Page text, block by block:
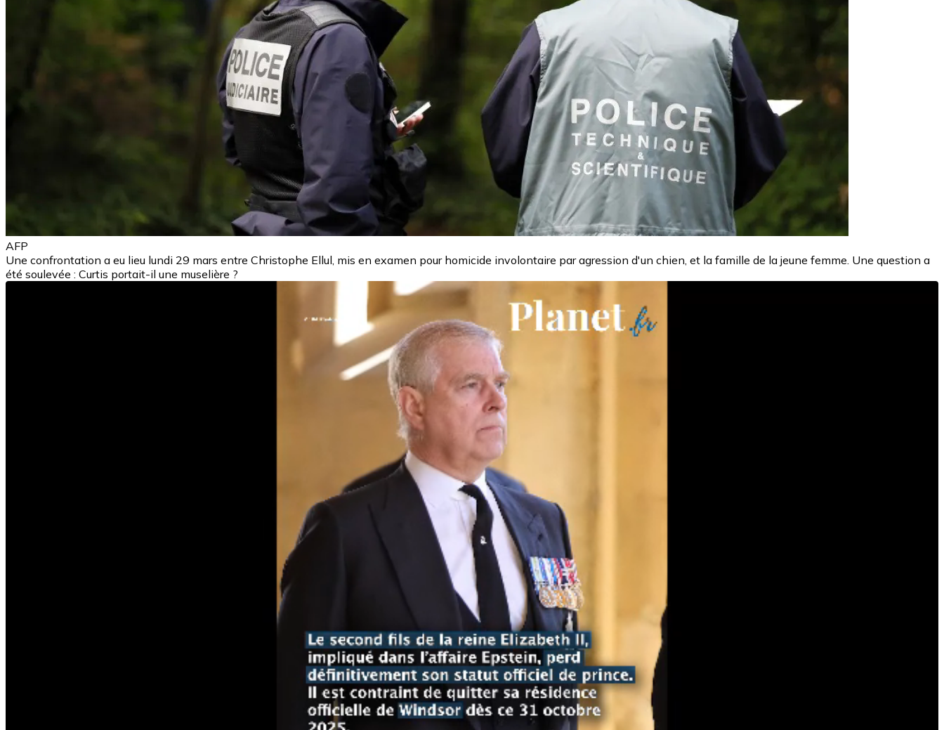
AFP
Une confrontation a eu lieu lundi 29 mars entre Christophe Ellul, mis en examen pour homicide involontaire par agression d'un chien, et la famille de la jeune femme. Une question a
été soulevée : Curtis portait-il une muselière ?